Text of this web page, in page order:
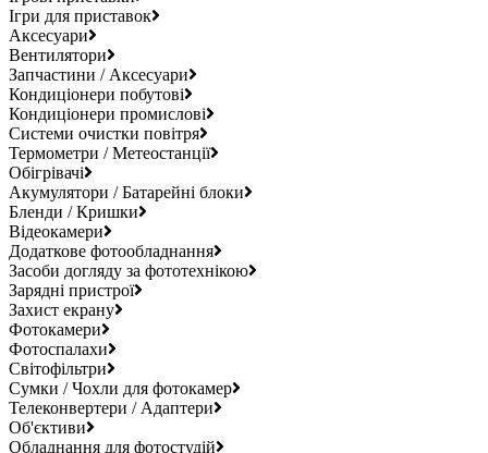
Ігри для приставок
Аксесуари
Вентилятори
Запчастини / Аксесуари
Кондиціонери побутові
Кондиціонери промислові
Системи очистки повітря
Термометри / Метеостанції
Обігрівачі
Акумулятори / Батарейні блоки
Бленди / Кришки
Відеокамери
Додаткове фотообладнання
Засоби догляду за фототехнікою
Зарядні пристрої
Захист екрану
Фотокамери
Фотоспалахи
Світофільтри
Сумки / Чохли для фотокамер
Телеконвертери / Адаптери
Об'єктиви
Обладнання для фотостудій